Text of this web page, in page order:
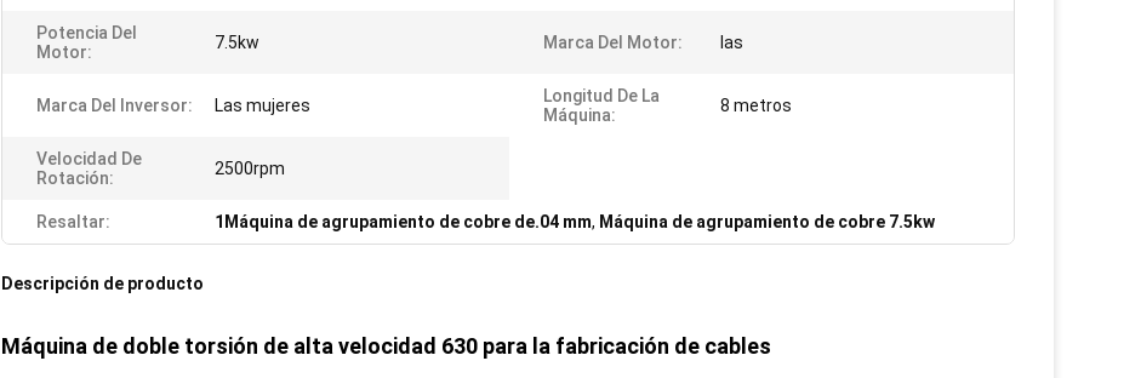
Potencia Del
Motor:
7.5kw Marca Del Motor: las
Marca Del Inversor: Las mujeres
Longitud De La
Máquina:
8 metros
Velocidad De
Rotación:
2500rpm
Resaltar: 1Máquina de agrupamiento de cobre de.04 mm, Máquina de agrupamiento de cobre 7.5kw
Descripción de producto
Máquina de doble torsión de alta velocidad 630 para la fabricación de cables